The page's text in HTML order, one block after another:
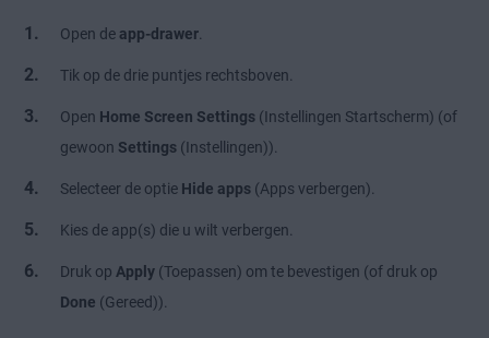
Open de app-drawer.
Tik op de drie puntjes rechtsboven.
Open Home Screen Settings (Instellingen Startscherm) (of
gewoon Settings (Instellingen)).
Selecteer de optie Hide apps (Apps verbergen).
Kies de app(s) die u wilt verbergen.
Druk op Apply (Toepassen) om te bevestigen (of druk op
Done (Gereed)).